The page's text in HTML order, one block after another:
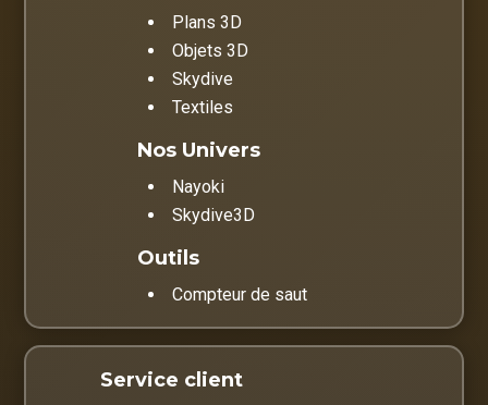
Plans 3D
Objets 3D
Skydive
Textiles
Nos Univers
Nayoki
Skydive3D
Outils
Compteur de saut
Service client